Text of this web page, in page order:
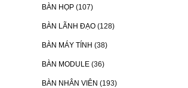
BÀN HỌP (107)
BÀN LÃNH ĐẠO (128)
BÀN MÁY TÍNH (38)
BÀN MODULE (36)
BÀN NHÂN VIÊN (193)